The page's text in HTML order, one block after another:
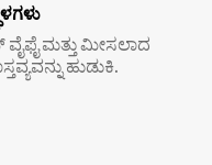
ವೈಫೈ ಮತ್ತು ಮೀಸಲಾದ
ಹುಡುಕಿ.